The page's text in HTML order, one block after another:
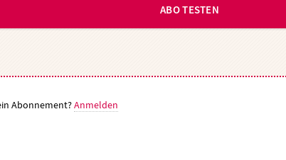
ABO TESTEN
Abonnement?Anmelden